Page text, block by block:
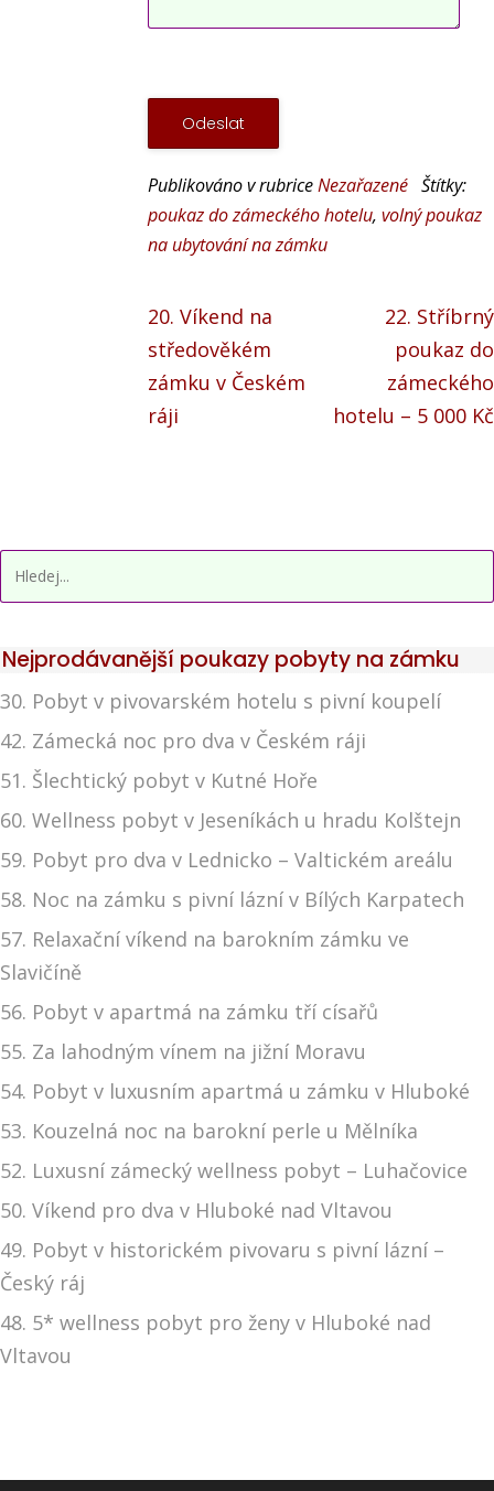
Publikováno v rubriceNezařazené Štítky:
poukaz do zámeckého hotelu,volný poukaz
na ubytování na zámku
20. Víkend na
středověkém
zámku v Českém
ráji
22. Stříbrný
poukaz do
zámeckého
hotelu – 5 000 Kč
Nejprodávanější poukazy pobyty na zámku
30. Pobyt v pivovarském hotelu s pivní koupelí
42. Zámecká noc pro dva v Českém ráji
51. Šlechtický pobyt v Kutné Hoře
60. Wellness pobyt v Jeseníkách u hradu Kolštejn
59. Pobyt pro dva v Lednicko – Valtickém areálu
58. Noc na zámku s pivní lázní v Bílých Karpatech
57. Relaxační víkend na barokním zámku ve
Slavičíně
56. Pobyt v apartmá na zámku tří císařů
55. Za lahodným vínem na jižní Moravu
54. Pobyt v luxusním apartmá u zámku v Hluboké
53. Kouzelná noc na barokní perle u Mělníka
52. Luxusní zámecký wellness pobyt – Luhačovice
50. Víkend pro dva v Hluboké nad Vltavou
49. Pobyt v historickém pivovaru s pivní lázní –
Český ráj
48. 5* wellness pobyt pro ženy v Hluboké nad
Vltavou